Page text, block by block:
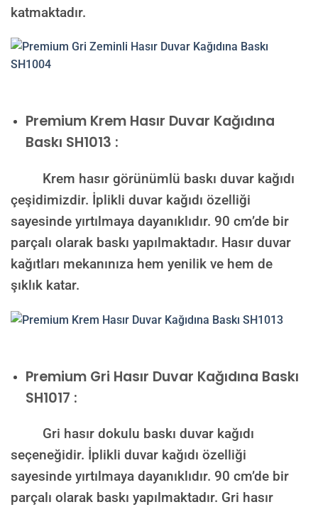
katmaktadır.
Premium Krem Hasır Duvar Kağıdına
Baskı SH1013 :
Krem hasır görünümlü baskı duvar kağıdı
çeşidimizdir. İplikli duvar kağıdı özelliği
sayesinde yırtılmaya dayanıklıdır. 90 cm’de bir
parçalı olarak baskı yapılmaktadır. Hasır duvar
kağıtları mekanınıza hem yenilik ve hem de
şıklık katar.
Premium Gri Hasır Duvar Kağıdına Baskı
SH1017 :
Gri hasır dokulu baskı duvar kağıdı
seçeneğidir. İplikli duvar kağıdı özelliği
sayesinde yırtılmaya dayanıklıdır. 90 cm’de bir
parçalı olarak baskı yapılmaktadır. Gri hasır